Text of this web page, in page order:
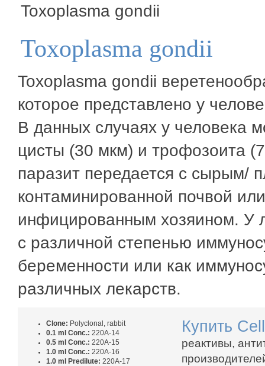
Toxoplasma gondii
Toxoplasma gondii
Toxoplasma gondii
которое представлено у
В данных случаях у человека
цисты (30 мкм) и трофозоита
паразит передается с сырым/
контаминированной почвой
инфицированным хозяином. У
с различной степенью
беременности или как
различных лекарств.
Clone: Polyclonal, rabbit
0.1 ml Conc.: 220A-14
0.5 ml Conc.: 220A-15
1.0 ml Conc.: 220A-16
1.0 ml Predilute: 220A-17
Купить
реактивы,